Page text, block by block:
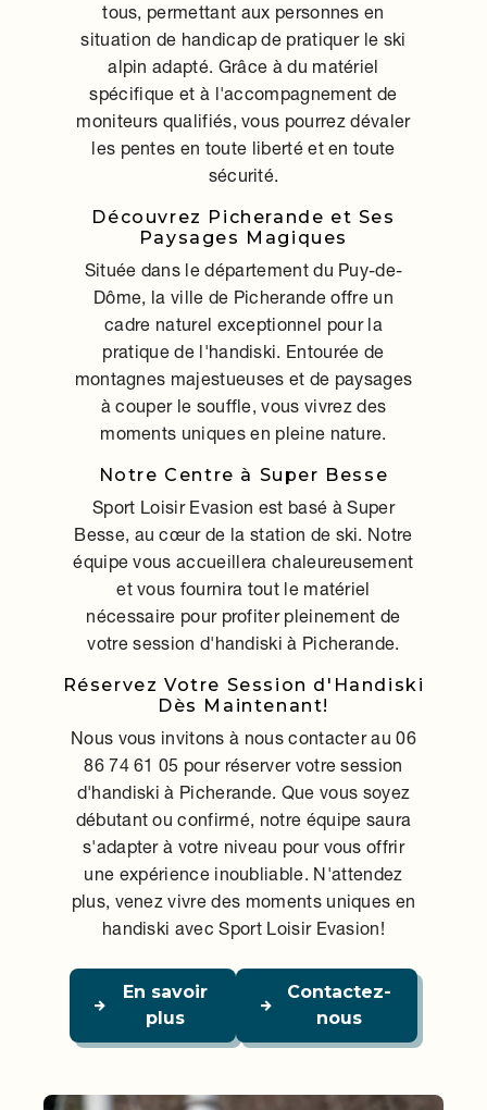
tous, permettant aux personnes en
situation de handicap de pratiquer le ski
alpin adapté. Grâce à du matériel
spécifique et à l'accompagnement de
moniteurs qualifiés, vous pourrez dévaler
les pentes en toute liberté et en toute
sécurité.
Découvrez Picherande et Ses
Paysages Magiques
Située dans le département du Puy-de-
Dôme, la ville de Picherande offre un
cadre naturel exceptionnel pour la
pratique de l'handiski. Entourée de
montagnes majestueuses et de paysages
à couper le souffle, vous vivrez des
moments uniques en pleine nature.
Notre Centre à Super Besse
Sport Loisir Evasion est basé à Super
Besse, au cœur de la station de ski. Notre
équipe vous accueillera chaleureusement
et vous fournira tout le matériel
nécessaire pour profiter pleinement de
votre session d'handiski à Picherande.
Réservez Votre Session d'Handiski
Dès Maintenant!
Nous vous invitons à nous contacter au 06
86 74 61 05 pour réserver votre session
d'handiski à Picherande. Que vous soyez
débutant ou confirmé, notre équipe saura
s'adapter à votre niveau pour vous offrir
une expérience inoubliable. N'attendez
plus, venez vivre des moments uniques en
handiski avec Sport Loisir Evasion!
En savoir
plus
Contactez-
nous